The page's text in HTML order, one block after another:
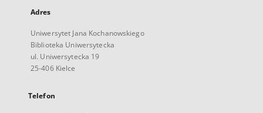
Adres
Uniwersytet Jana Kochanowskiego
Biblioteka Uniwersytecka
ul. Uniwersytecka 19
25-406 Kielce
Telefon